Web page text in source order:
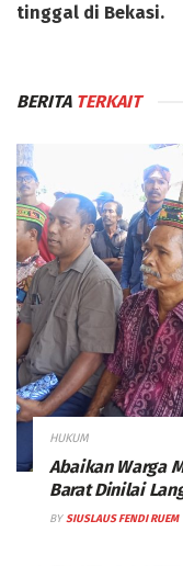
tinggal di Bekasi.
BERITATERKAIT
HUKUM
Abaikan Warga
Barat Dinilai
BY SIUSLAUS FENDI RUEM